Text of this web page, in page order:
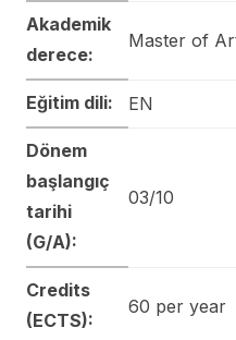
Akademik
derece:
Master of
Eğitim dili: EN
Dönem
başlangıç
tarihi
(G/A):
03/10
Credits
(ECTS):
60 per year